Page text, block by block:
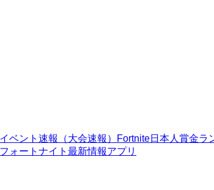
ベント速報（大会速報） Fortnite日本人賞金ラ
フォートナイト最新情報アプリ